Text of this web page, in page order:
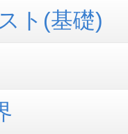
ト(基礎)